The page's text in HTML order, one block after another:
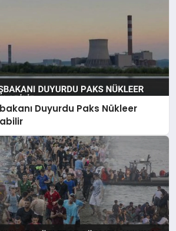
Duyurdu Paks Nükleer